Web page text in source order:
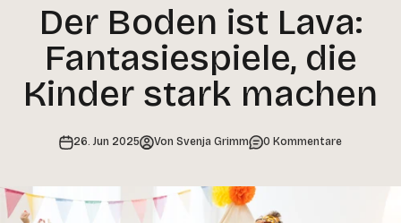
Der Boden ist Lava:
Fantasiespiele, die
Kinder stark machen
26. Jun 2025 Von Svenja Grimm 0 Kommentare